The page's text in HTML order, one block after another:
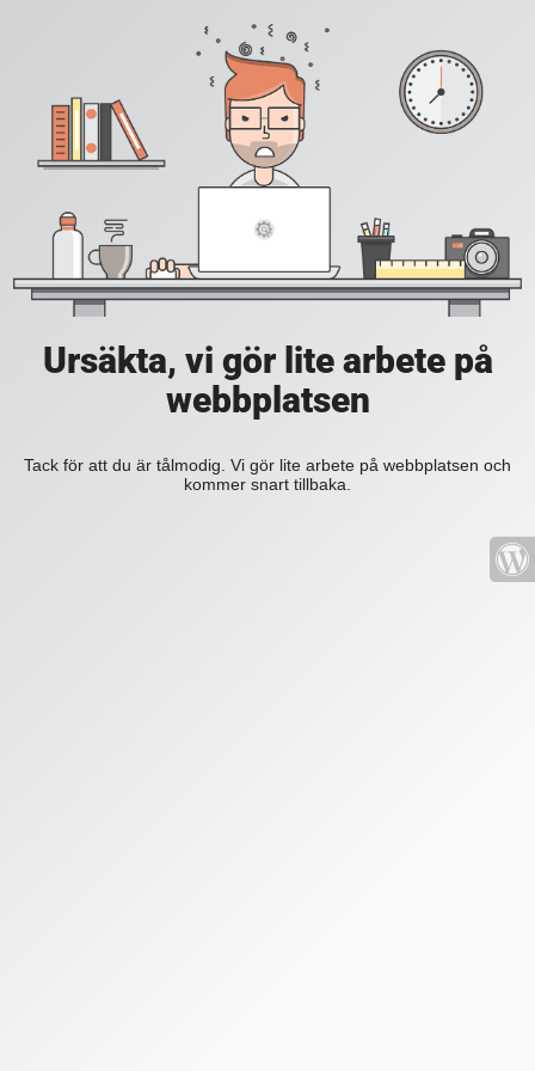
Ursäkta, vi gör lite arbete på
webbplatsen
Tack för att du är tålmodig. Vi gör lite arbete på webbplatsen och
kommer snart tillbaka.